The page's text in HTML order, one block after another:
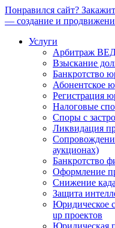
Понравился сайт?
— создание и
Услуги
Арбитраж
Взыскание
Банкротство
Абонентское
Регистрация
Налоговые
Споры с
Ликвидация
аукционах)
Банкротство
Оформление
Снижение
Защита
Юридическое
up проектов
Юридическая